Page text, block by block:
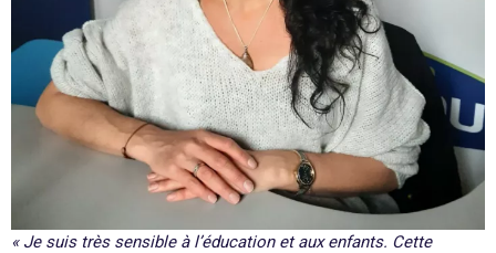
« Je suis très sensible à l’éducation et aux enfants. Cette